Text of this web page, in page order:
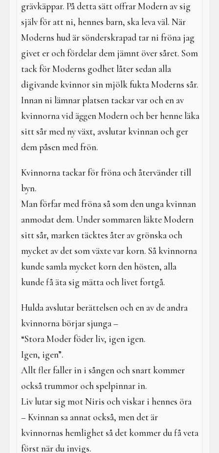
grävkäppar. På detta sätt offrar Modern av sig
själv för att ni, hennes barn, ska leva väl. När
Moderns hud är sönderskrapad tar ni fröna jag
givet er och fördelar dem jämnt över såret. Som
tack för Moderns godhet låter sedan alla
digivande kvinnor sin mjölk fukta Moderns sår.
Innan ni lämnar platsen tackar var och en av
kvinnorna vid äggen Modern och ber henne läka
sitt sår med ny växt, avslutar kvinnan och ger
dem påsen med frön.
Kvinnorna tackar för fröna och återvänder till
byn.
Man förfar med fröna så som den unga kvinnan
anmodat dem. Under sommaren läkte Modern
sitt sår, marken täcktes åter av grönska och
mycket av det som växte var korn. Så kvinnorna
kunde samla mycket korn den hösten, alla
kunde få äta sig mätta och livet fortgå.
Hulda avslutar berättelsen och en av de andra
kvinnorna börjar sjunga –
“Stora Moder föder liv, igen igen.
Igen, igen”.
Allt fler faller in i sången och snart kommer
också trummor och spelpinnar in.
Liv lutar sig mot Niris och viskar i hennes öra
– Kvinnan sa annat också, men det är
kvinnornas hemlighet så det kommer du få veta
först när du invigs.